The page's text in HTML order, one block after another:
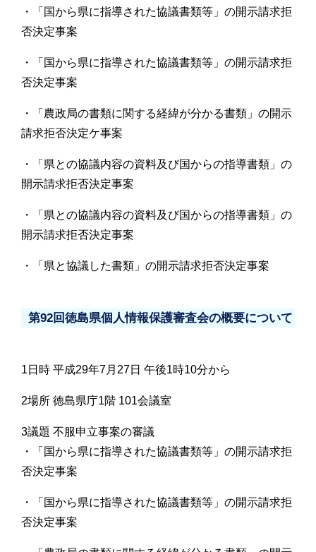
・「国から県に指導された協議書類等」の開示請求拒
否決定事案
・「国から県に指導された協議書類等」の開示請求拒
否決定事案
・「農政局の書類に関する経緯が分かる書類」の開示
請求拒否決定ケ事案
・「県との協議内容の資料及び国からの指導書類」の
開示請求拒否決定事案
・「県との協議内容の資料及び国からの指導書類」の
開示請求拒否決定事案
・「県と協議した書類」の開示請求拒否決定事案
第92回徳島県個人情報保護審査会の概要について
1日時 平成29年7月27日 午後1時10分から
2場所 徳島県庁1階 101会議室
3議題 不服申立事案の審議
・「国から県に指導された協議書類等」の開示請求拒
否決定事案
・「国から県に指導された協議書類等」の開示請求拒
否決定事案